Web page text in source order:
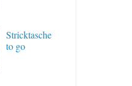
Stricktasche
to go